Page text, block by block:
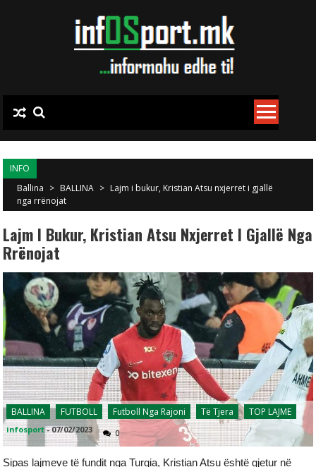
INFO
Ballina > BALLINA > Lajm i bukur, Kristian Atsu nxjerret i gjallë
nga rrënojat
Lajm I Bukur, Kristian Atsu Nxjerret I Gjallë Nga
Rrënojat
BALLINA FUTBOLL Futboll Nga Rajoni Të Tjera TOP LAJME
infosport -07/02/2023 0
Sipas lajmeve të fundit nga Turqia, Kristian Atsu është gjetur në